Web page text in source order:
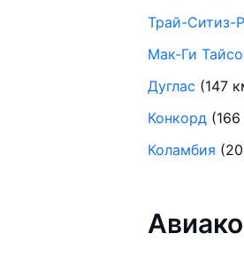
Трай-Ситиз-
Мак-Ги
Дуглас (147
Конкорд
Коламбия